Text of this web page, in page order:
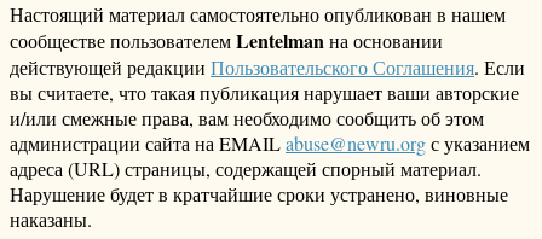
Настоящий материал самостоятельно опубликован в нашем
сообществе пользователемLentelmanна основании
действующей редакции Пользовательского Соглашения. Если
вы считаете, что такая публикация нарушает ваши авторские
и/или смежные права, вам необходимо сообщить об этом
администрации сайта на EMAILabuse@newru.orgс указанием
адреса (URL) страницы, содержащей спорный материал.
Нарушение будет в кратчайшие сроки устранено, виновные
наказаны.